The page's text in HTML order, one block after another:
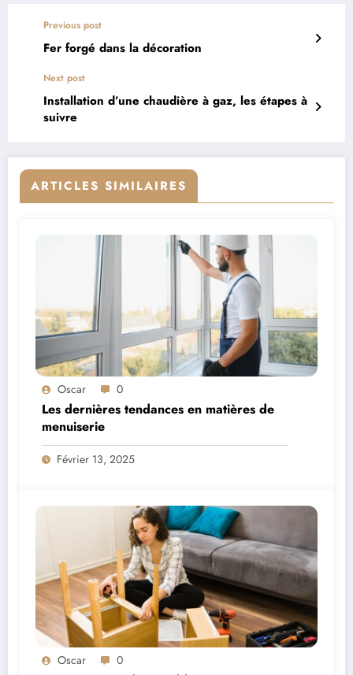
Previous post
Fer forgé dans la décoration
Next post
Installation d’une chaudière à gaz, les étapes à
suivre
ARTICLES SIMILAIRES
Oscar 0
Les dernières tendances en matières de
menuiserie
Février 13, 2025
Oscar 0